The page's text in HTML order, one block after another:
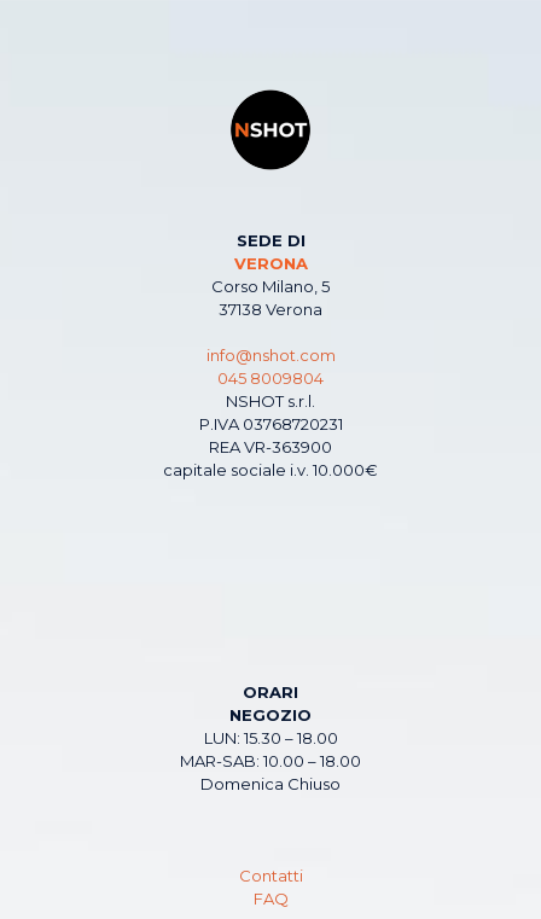
SEDE DI
VERONA
Corso Milano, 5
37138 Verona
info@nshot.com
045 8009804
NSHOT s.r.l.
P.IVA 03768720231
REA VR-363900
capitale sociale i.v. 10.000€
ORARI
NEGOZIO
LUN: 15.30 – 18.00
MAR-SAB: 10.00 – 18.00
Domenica Chiuso
Contatti
FAQ